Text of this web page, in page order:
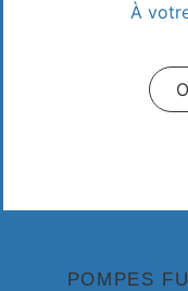
À
POMPES